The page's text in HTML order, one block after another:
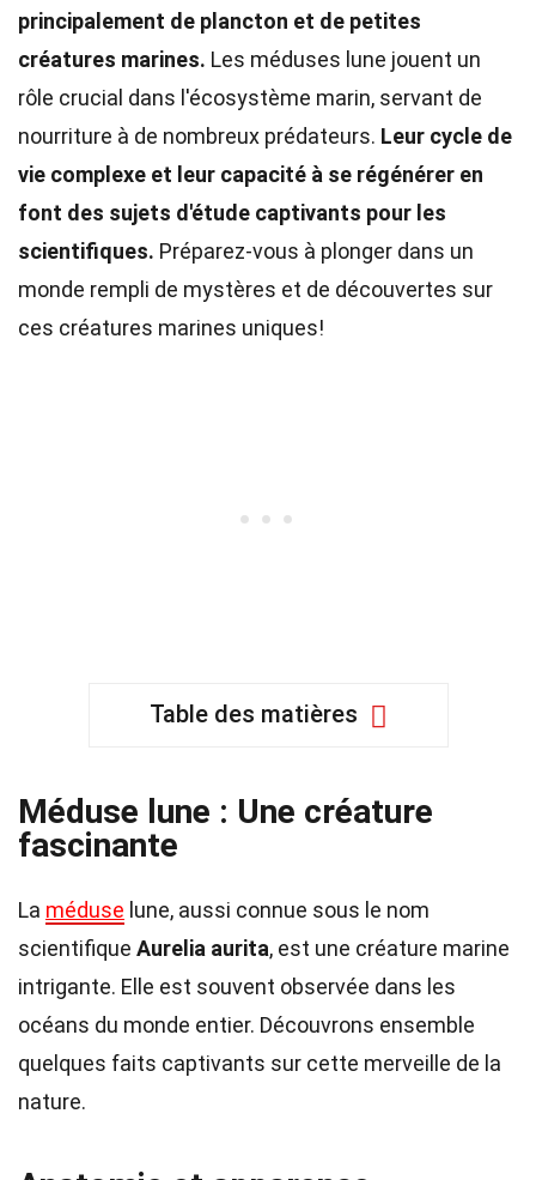
principalement de plancton et de petites
créatures marines. Les méduses lune jouent un
rôle crucial dans l'écosystème marin, servant de
nourriture à de nombreux prédateurs. Leur cycle de
vie complexe et leur capacité à se régénérer en
font des sujets d'étude captivants pour les
scientifiques. Préparez-vous à plonger dans un
monde rempli de mystères et de découvertes sur
ces créatures marines uniques!
Table des matières
Méduse lune : Une créature
fascinante
La méduse lune, aussi connue sous le nom
scientifique Aurelia aurita, est une créature marine
intrigante. Elle est souvent observée dans les
océans du monde entier. Découvrons ensemble
quelques faits captivants sur cette merveille de la
nature.